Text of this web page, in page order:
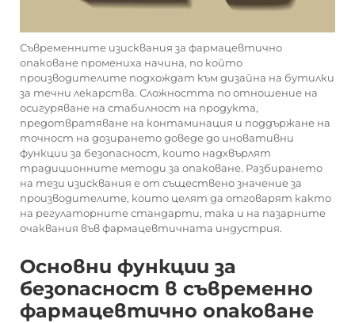
Съвременните изисквания за фармацевтично
опаковане промениха начина, по който
производителите подхождат към дизайна на бутилки
за течни лекарства. Сложността по отношение на
осигуряване на стабилност на продукта,
предотвратяване на контаминация и поддържане на
точност на дозирането доведе до иновативни
функции за безопасност, които надхвърлят
традиционните методи за опаковане. Разбирането
на тези изисквания е от съществено значение за
производителите, които целят да отговарят както
на регулаторните стандарти, така и на пазарните
очаквания във фармацевтичната индустрия.
Основни функции за
безопасност в съвременно
фармацевтично опаковане